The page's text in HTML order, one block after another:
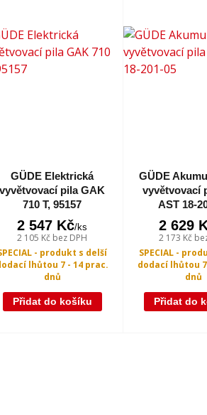
GÜDE Elektrická
vyvětvovací pila GAK
710 T, 95157
2 547 Kč/ks
2 105 Kč bez DPH
- produkt s delší
lhůtou 7 - 14 prac.
dnů
Přidat do košíku
GÜDE
vyvětvovací
AST 18-
2 629
2 173 Kč
SPECIAL -
dodací lhůtou
dnů
Přidat do